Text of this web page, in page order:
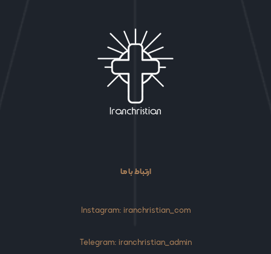
ارتباط با ما
Instagram: iranchristian_com
Telegram: iranchristian_admin